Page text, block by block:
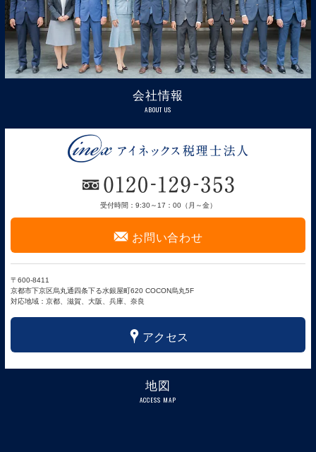
会社情報
ABOUT US
受付時間：9:30～17：00（月～金）
F お問い合わせ
〒600-8411
京都市下京区烏丸通四条下る水銀屋町620 COCON烏丸5F
対応地域：京都、滋賀、大阪、兵庫、奈良
x アクセス
地図
ACCESS MAP